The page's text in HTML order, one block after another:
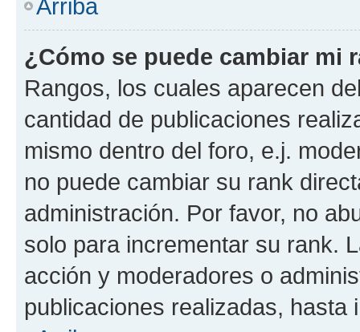
Arriba
¿Cómo se puede cambiar mi
Rangos, los cuales aparecen
cantidad de publicaciones
mismo dentro del foro, e.j.
no puede cambiar su rank
administración. Por favor, no
solo para incrementar su rank.
acción y moderadores o
publicaciones realizadas, hasta